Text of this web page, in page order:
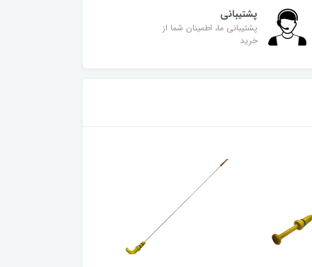
پشتیبانی
پشتیبانی ما، اطمینان شما از
خرید